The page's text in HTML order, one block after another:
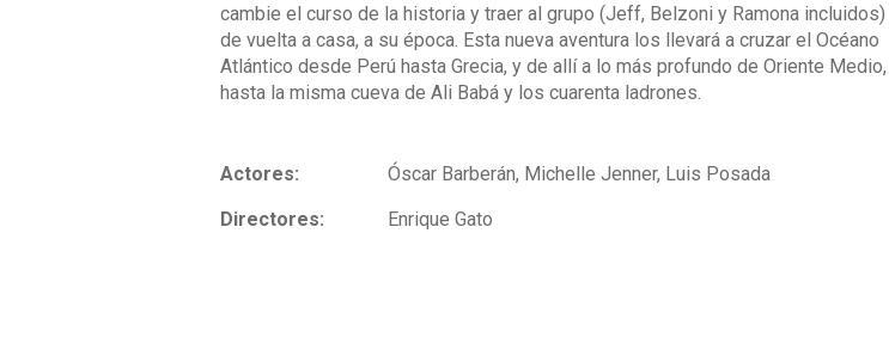
cambie el curso de la historia y traer al grupo (Jeff, Belzoni y Ramona incluidos)
de vuelta a casa, a su época. Esta nueva aventura los llevará a cruzar el Océano
Atlántico desde Perú hasta Grecia, y de allí a lo más profundo de Oriente Medio,
hasta la misma cueva de Ali Babá y los cuarenta ladrones.
Actores:
Óscar Barberán, Michelle Jenner, Luis Posada
Directores:
Enrique Gato